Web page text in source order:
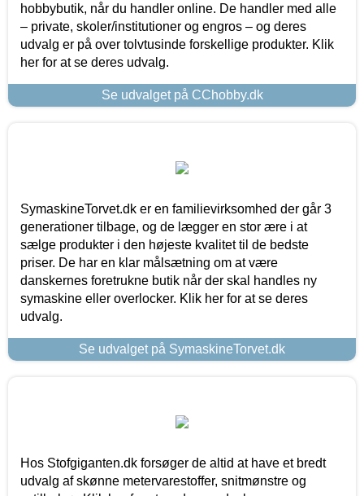
hobbybutik, når du handler online. De handler med alle
– private, skoler/institutioner og engros – og deres
udvalg er på over tolvtusinde forskellige produkter. Klik
her for at se deres udvalg.
Se udvalget på CChobby.dk
SymaskineTorvet.dk er en familievirksomhed der går 3
generationer tilbage, og de lægger en stor ære i at
sælge produkter i den højeste kvalitet til de bedste
priser. De har en klar målsætning om at være
danskernes foretrukne butik når der skal handles ny
symaskine eller overlocker. Klik her for at se deres
udvalg.
Se udvalget på SymaskineTorvet.dk
Hos Stofgiganten.dk forsøger de altid at have et bredt
udvalg af skønne metervarestoffer, snitmønstre og